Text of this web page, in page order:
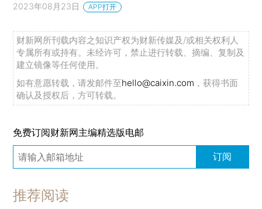
2023年08月23日 APP打开
财新网所刊载内容之知识产权为财新传媒及/或相关权利人
专属所有或持有。未经许可，禁止进行转载、摘编、复制及
建立镜像等任何使用。
如有意愿转载，请发邮件至hello@caixin.com ，获得书面
确认及授权后，方可转载。
免费订阅财新网主编精选版电邮
订阅
推荐阅读